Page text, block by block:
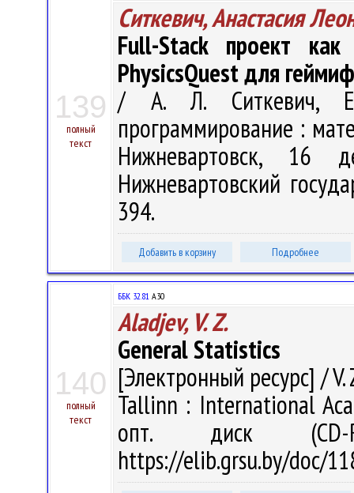
139
полный
текст
Ситкевич, Анастасия
Full-Stack проект как
PhysicsQuest для
/ А. Л. Ситкевич, Е.
программирование :
Нижневартовск,
Нижневартовский
394.
Добавить в корзину Подробнее
140
полный
текст
ББК 32.81 A30
Aladjev, V. Z.
General Statistics
[Электронный ресурс] / V.
Tallinn : International
опт. диск
https://elib.grsu.by/doc/